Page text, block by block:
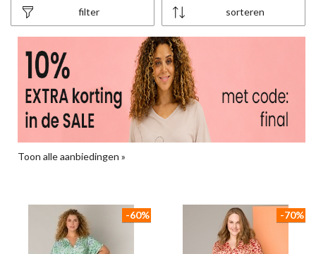
sorteren
filter
Toon alle aanbiedingen »
-60% -70%